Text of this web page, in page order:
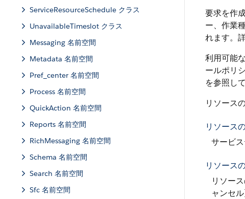
ServiceResourceSchedule クラス
UnavailableTimeslot クラス
Messaging 名前空間
Metadata 名前空間
Pref_center 名前空間
Process 名前空間
QuickAction 名前空間
Reports 名前空間
RichMessaging 名前空間
Schema 名前空間
Search 名前空間
Sfc 名前空間
要求を作
ー、作業
れます。詳
利用可能
ールポリ
を参照し
リソース
リソース
サービ
リソース
リソー
ャンセ